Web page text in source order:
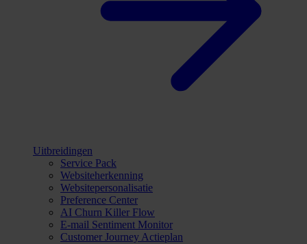
Uitbreidingen
Service Pack
Websiteherkenning
Websitepersonalisatie
Preference Center
AI Churn Killer Flow
E-mail Sentiment Monitor
Customer Journey Actieplan